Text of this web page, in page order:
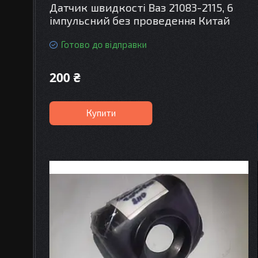
Датчик швидкості Ваз 21083-2115, 6
імпульсний без проведення Китай
Готово до відправки
200 ₴
Купити